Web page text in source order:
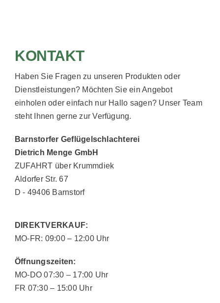
KONTAKT
Haben Sie Fragen zu unseren Produkten oder
Dienstleistungen? Möchten Sie ein Angebot
einholen oder einfach nur Hallo sagen? Unser Team
steht Ihnen gerne zur Verfügung.
Barnstorfer Geflügelschlachterei
Dietrich Menge GmbH
ZUFAHRT über Krummdiek
Aldorfer Str. 67
D ‐ 49406 Barnstorf
DIREKTVERKAUF:
MO‐FR: 09:00 – 12:00 Uhr
Öffnungszeiten:
MO‐DO 07:30 – 17:00 Uhr
FR 07:30 – 15:00 Uhr